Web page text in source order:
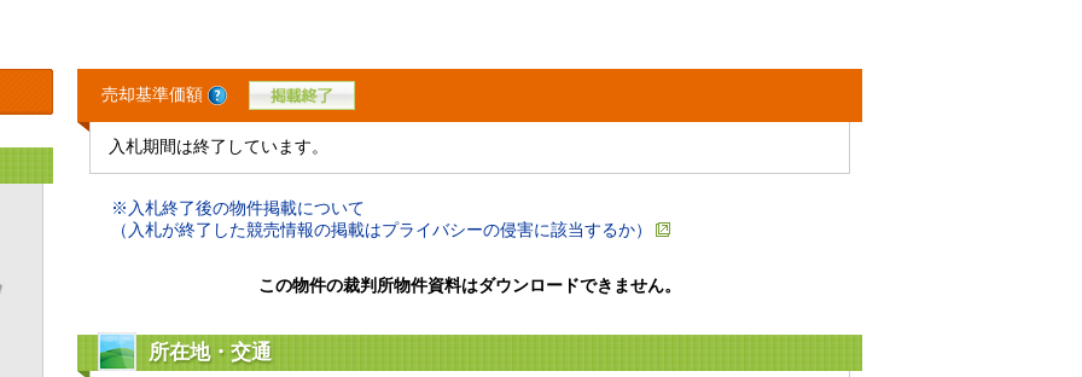
売却基準価額
入札期間は終了しています。
※入札終了後の物件掲載について
（入札が終了した競売情報の掲載はプライバシーの侵害に該当するか）
この物件の裁判所物件資料はダウンロードできません。
所在地・交通